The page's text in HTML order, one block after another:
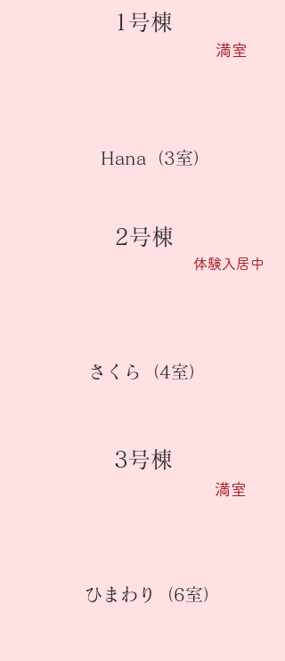
満室
1号棟
​Hana（3室）
​体験入居中
2号棟
さくら（4室）
​満室
3号棟
​ひまわり（6室）